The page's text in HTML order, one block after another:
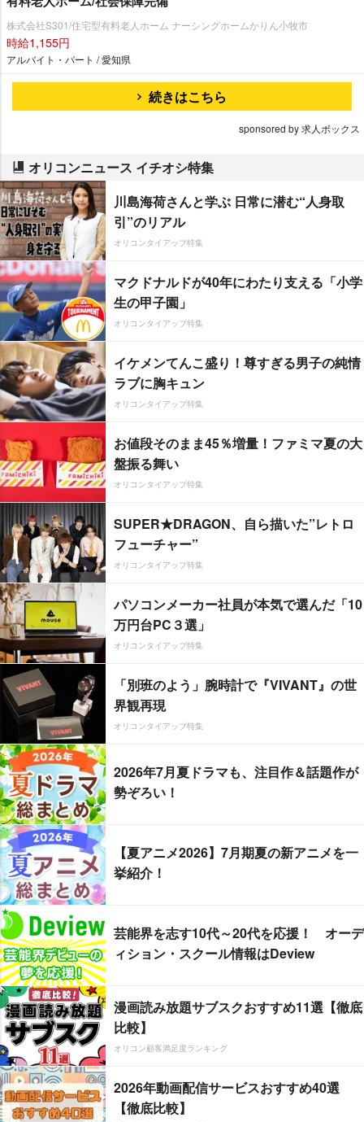
株式会社S301/住宅型有料老人ホーム ナーシングホームかりん小牧市
時給1,155円
アルバイト・パート / 愛知県
続きはこちら
sponsored by 求人ボックス
オリコンニュース イチオシ特集
川島海荷さんと学ぶ 日常に潜む“人身取
引”のリアル
オリコンタイアップ特集
マクドナルドが40年にわたり支える「小学
生の甲子園」
オリコンタイアップ特集
イケメンてんこ盛り！尊すぎる男子の純情
ラブに胸キュン
オリコンタイアップ特集
お値段そのまま45％増量！ファミマ夏の大
盤振る舞い
オリコンタイアップ特集
SUPER★DRAGON、自ら描いた”レトロ
フューチャー”
オリコンタイアップ特集
パソコンメーカー社員が本気で選んだ「10
万円台PC３選」
オリコンタイアップ特集
「別班のよう」腕時計で『VIVANT』の世
界観再現
オリコンタイアップ特集
2026年7月夏ドラマも、注目作＆話題作が
勢ぞろい！
【夏アニメ2026】7月期夏の新アニメを一
挙紹介！
芸能界を志す10代～20代を応援！ オーデ
ィション・スクール情報はDeview
漫画読み放題サブスクおすすめ11選【徹底
比較】
オリコン顧客満足度ランキング
2026年動画配信サービスおすすめ40選
【徹底比較】